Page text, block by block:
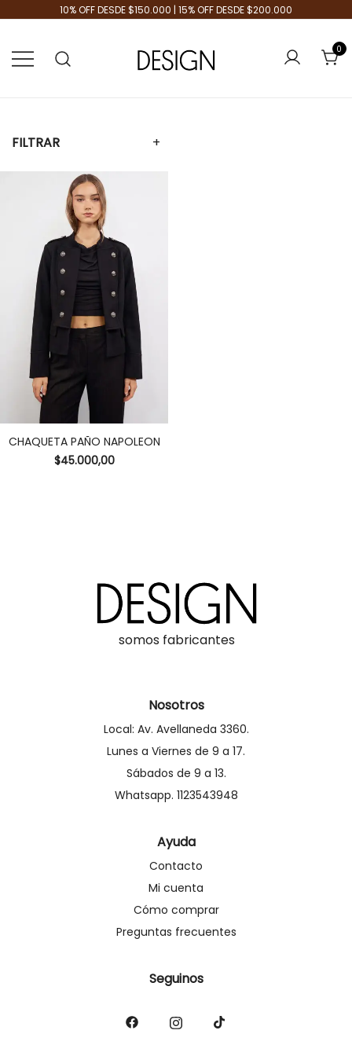
10% OFF DESDE $150.000 | 15% OFF DESDE $200.000
0
FILTRAR +
CHAQUETA PAÑO NAPOLEON
$45.000,00
somos fabricantes
Nosotros
Local: Av. Avellaneda 3360.
Lunes a Viernes de 9 a 17.
Sábados de 9 a 13.
Whatsapp. 1123543948
Ayuda
Contacto
Mi cuenta
Cómo comprar
Preguntas frecuentes
Seguinos